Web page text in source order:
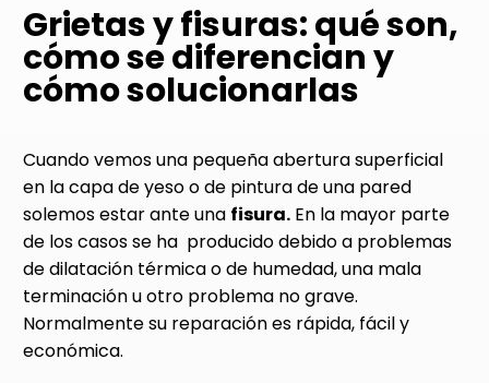
Grietas y fisuras: qué son,
cómo se diferencian y
cómo solucionarlas
Cuando vemos una pequeña abertura superficial
en la capa de yeso o de pintura de una pared
solemos estar ante una fisura. En la mayor parte
de los casos se ha producido debido a problemas
de dilatación térmica o de humedad, una mala
terminación u otro problema no grave.
Normalmente su reparación es rápida, fácil y
económica.